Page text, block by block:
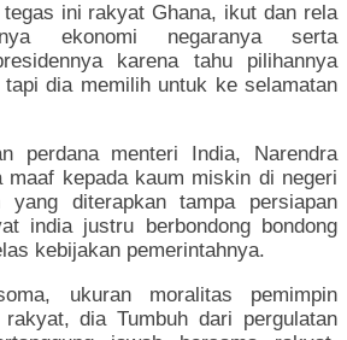
ini rakyat Ghana, ikut dan rela
ekonomi negaranya serta
karena tahu pilihannya
dia memilih untuk ke selamatan
perdana menteri India, Narendra
maaf kepada kaum miskin di negeri
diterapkan tampa persiapan
india justru berbondong bondong
kebijakan pemerintahnya.
ukuran moralitas pemimpin
dia Tumbuh dari pergulatan